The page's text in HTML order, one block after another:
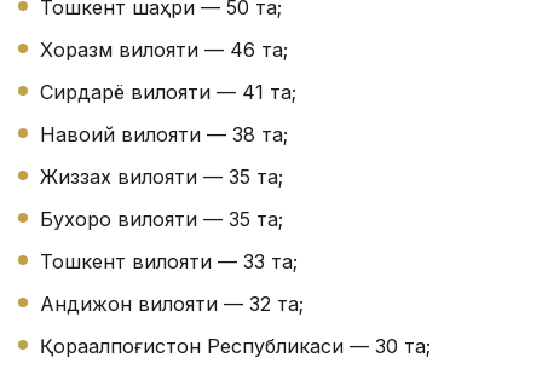
Тошкент шаҳри — 50 та;
Хоразм вилояти — 46 та;
Сирдарё вилояти — 41 та;
Навоий вилояти — 38 та;
Жиззах вилояти — 35 та;
Бухоро вилояти — 35 та;
Тошкент вилояти — 33 та;
Андижон вилояти — 32 та;
Қорақалпоғистон Республикаси — 30 та;